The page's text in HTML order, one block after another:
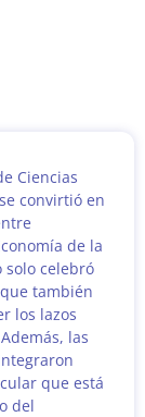
Ciencias
convirtió en
de la
solo celebró
también
los lazos
las
que está
del